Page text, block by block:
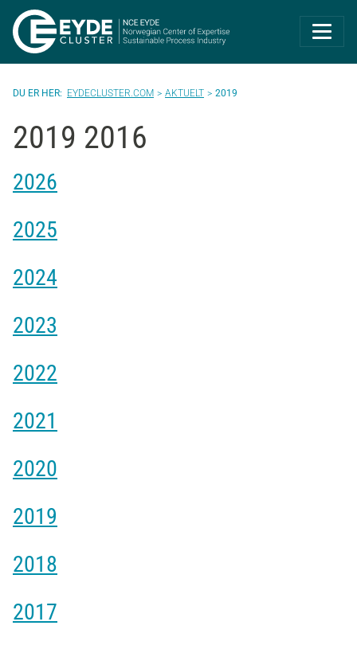
Eyde-Cluster |
EYDECLUSTER.COM AKTUELT 2019
2019 2016
2026
2025
2024
2023
2022
2021
2020
2019
2018
2017